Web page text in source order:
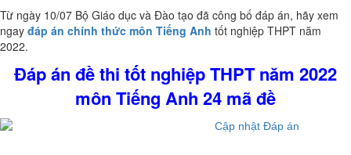
Từ ngày 10/07 Bộ Giáo dục và Đào tạo đã công bố đáp án, hãy xem
ngay đáp án chính thức môn Tiếng Anh tốt nghiệp THPT năm
2022.
Đáp án đề thi tốt nghiệp THPT năm 2022
môn Tiếng Anh 24 mã đề